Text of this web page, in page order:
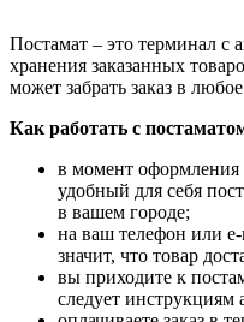
Постамат – это терминал с
хранения заказанных
может забрать заказ в
Как работать с
в момент оформления
удобный для себя
в вашем городе;
на ваш телефон или
значит, что товар
вы приходите к
следует инструкциям